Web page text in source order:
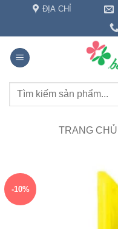
nội
dung
ĐỊA CHỈ
Tìm
TRANG CHỦ
-10%